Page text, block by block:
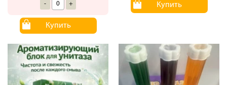
- +
Купить
Купить